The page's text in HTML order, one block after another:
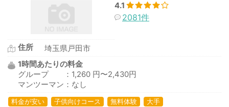
4.1
2081件
住所
埼玉県戸田市
1時間あたりの料金
グループ ：1,260 円〜2,430円
マンツーマン：なし
料金が安い 子供向けコース 無料体験 大手